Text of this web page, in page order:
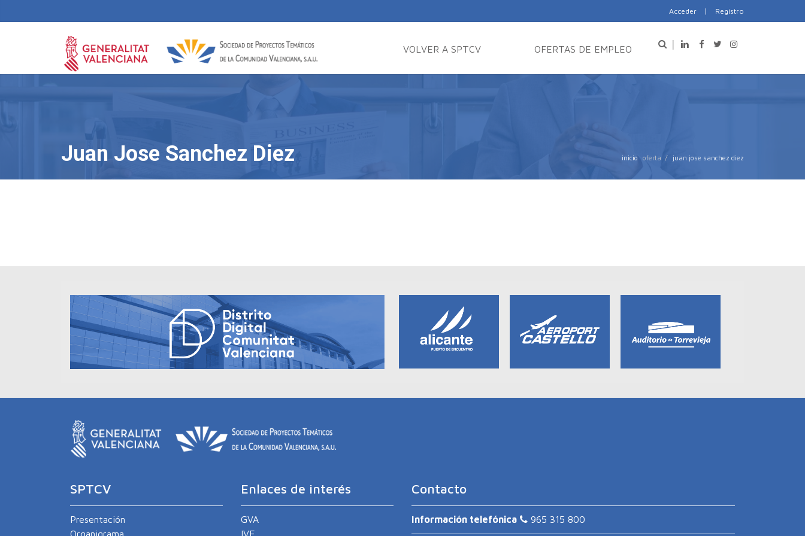
Acceder | Registro
VOLVER A SPTCV OFERTAS DE EMPLEO
Juan Jose Sanchez Diez inicio juan jose sanchez diez
SPTCV
Presentación
Organigrama
Enlaces de interés
GVA
IVE
Contacto
Información telefónica 965 315 800